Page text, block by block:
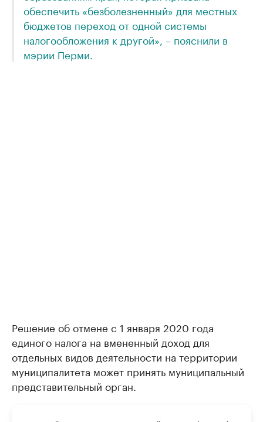
обеспечить «безболезненный» для местных
бюджетов переход от одной системы
налогообложения к другой», – пояснили в
мэрии Перми.
Решение об отмене с 1 января 2020 года
единого налога на вмененный доход для
отдельных видов деятельности на территории
муниципалитета может принять муниципальный
представительный орган.